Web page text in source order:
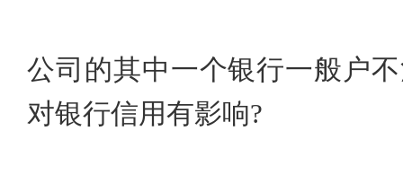
公司的其中一个银行一般户
对银行信用有影响?